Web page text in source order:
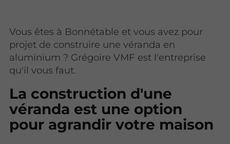
Vous êtes à Bonnétable et vous avez pour
projet de construire une véranda en
aluminium ? Grégoire VMF est l'entreprise
qu'il vous faut.
La construction d'une
véranda est une option
pour agrandir votre maison